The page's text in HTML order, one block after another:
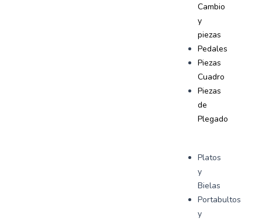
Cambio
y
piezas
Pedales
Piezas
Cuadro
Piezas
de
Plegado
Platos
y
Bielas
Portabultos
y